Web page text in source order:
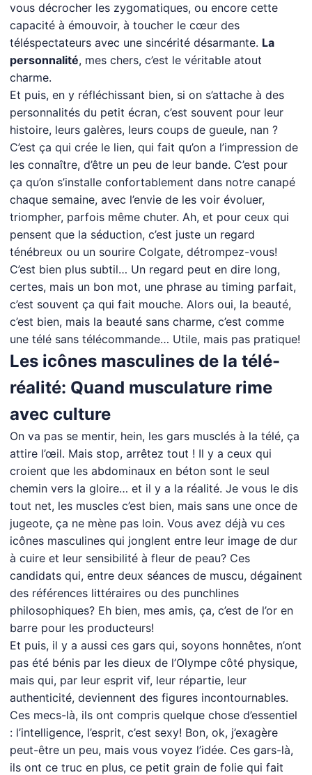
vous décrocher les zygomatiques, ou encore cette
capacité à émouvoir, à toucher le cœur des
téléspectateurs avec une sincérité désarmante. La
personnalité, mes chers, c’est le véritable atout
charme.
Et puis, en y réfléchissant bien, si on s’attache à des
personnalités du petit écran, c’est souvent pour leur
histoire, leurs galères, leurs coups de gueule, nan ?
C’est ça qui crée le lien, qui fait qu’on a l’impression de
les connaître, d’être un peu de leur bande. C’est pour
ça qu’on s’installe confortablement dans notre canapé
chaque semaine, avec l’envie de les voir évoluer,
triompher, parfois même chuter. Ah, et pour ceux qui
pensent que la séduction, c’est juste un regard
ténébreux ou un sourire Colgate, détrompez-vous!
C’est bien plus subtil… Un regard peut en dire long,
certes, mais un bon mot, une phrase au timing parfait,
c’est souvent ça qui fait mouche. Alors oui, la beauté,
c’est bien, mais la beauté sans charme, c’est comme
une télé sans télécommande… Utile, mais pas pratique!
Les icônes masculines de la télé-
réalité: Quand musculature rime
avec culture
On va pas se mentir, hein, les gars musclés à la télé, ça
attire l’œil. Mais stop, arrêtez tout ! Il y a ceux qui
croient que les abdominaux en béton sont le seul
chemin vers la gloire… et il y a la réalité. Je vous le dis
tout net, les muscles c’est bien, mais sans une once de
jugeote, ça ne mène pas loin. Vous avez déjà vu ces
icônes masculines qui jonglent entre leur image de dur
à cuire et leur sensibilité à fleur de peau? Ces
candidats qui, entre deux séances de muscu, dégainent
des références littéraires ou des punchlines
philosophiques? Eh bien, mes amis, ça, c’est de l’or en
barre pour les producteurs!
Et puis, il y a aussi ces gars qui, soyons honnêtes, n’ont
pas été bénis par les dieux de l’Olympe côté physique,
mais qui, par leur esprit vif, leur répartie, leur
authenticité, deviennent des figures incontournables.
Ces mecs-là, ils ont compris quelque chose d’essentiel
: l’intelligence, l’esprit, c’est sexy! Bon, ok, j’exagère
peut-être un peu, mais vous voyez l’idée. Ces gars-là,
ils ont ce truc en plus, ce petit grain de folie qui fait